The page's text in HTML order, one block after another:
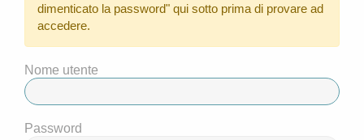
dimenticato la password" qui sotto prima di provare ad
accedere.
Nome utente
Password